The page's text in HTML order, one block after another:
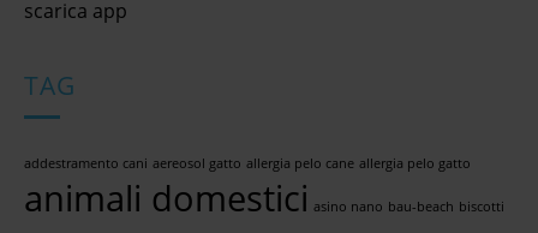
scarica app
TAG
addestramento cani aereosol gatto allergia pelo cane allergia pelo gatto
animali domestici asino nano bau-beach biscotti